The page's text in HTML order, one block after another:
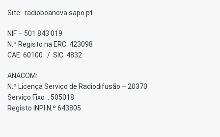
Site: radioboanova.sapo.pt
NIF – 501 843 019
N.º Registo na ERC: 423098
CAE: 60100 / SIC: 4832
ANACOM:
N.º Licença Serviço de Radiodifusão – 20370
Serviço Fixo : 505018
Registo INPI N.º 643805